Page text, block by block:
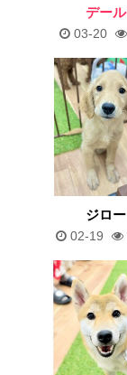
デール
03-20
ジロー
02-19